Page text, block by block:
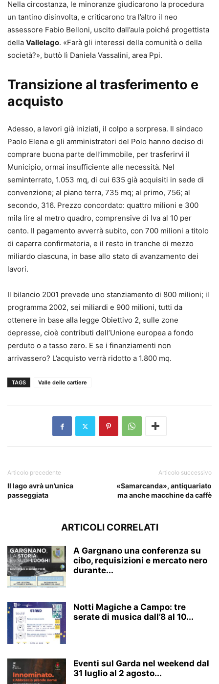
Nella circostanza, le minoranze giudicarono la procedura
un tantino disinvolta, e criticarono tra l’altro il neo
assessore Fabio Belloni, uscito dall’aula poiché progettista
della Vallelago. «Farà gli interessi della comunità o della
società?», buttò lì Daniela Vassalini, area Ppi.
Transizione al trasferimento e
acquisto
Adesso, a lavori già iniziati, il colpo a sorpresa. Il sindaco
Paolo Elena e gli amministratori del Polo hanno deciso di
comprare buona parte dell’immobile, per trasferirvi il
Municipio, ormai insufficiente alle necessità. Nel
seminterrato, 1.053 mq, di cui 635 già acquisiti in sede di
convenzione; al piano terra, 735 mq; al primo, 756; al
secondo, 316. Prezzo concordato: quattro milioni e 300
mila lire al metro quadro, comprensive di Iva al 10 per
cento. Il pagamento avverrà subito, con 700 milioni a titolo
di caparra confirmatoria, e il resto in tranche di mezzo
miliardo ciascuna, in base allo stato di avanzamento dei
lavori.
Il bilancio 2001 prevede uno stanziamento di 800 milioni; il
programma 2002, sei miliardi e 900 milioni, tutti da
ottenere in base alla legge Obiettivo 2, sulle zone
depresse, cioè contributi dell’Unione europea a fondo
perduto o a tasso zero. E se i finanziamenti non
arrivassero? L’acquisto verrà ridotto a 1.800 mq.
TAGS Valle delle cartiere
Articolo precedente
Il lago avrà un’unica
passeggiata
Articolo successivo
«Samarcanda», antiquariato
ma anche macchine da caffè
ARTICOLI CORRELATI
A Gargnano una conferenza su
cibo, requisizioni e mercato nero
durante...
Notti Magiche a Campo: tre
serate di musica dall’8 al 10...
Eventi sul Garda nel weekend dal
31 luglio al 2 agosto...